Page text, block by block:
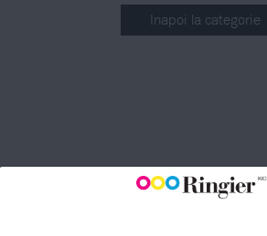
Inapoi la categorie